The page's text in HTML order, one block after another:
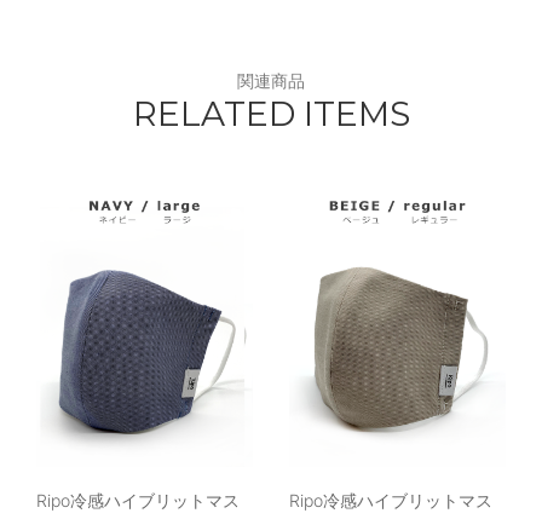
関連商品
RELATED ITEMS
Ripo冷感ハイブリットマス
Ripo冷感ハイブリットマス